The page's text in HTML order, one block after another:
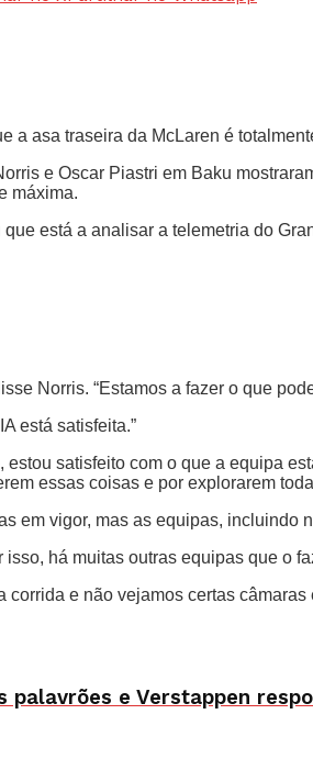
a asa traseira da McLaren é
e Oscar Piastri em Baku
máxima.
está a analisar a telemetria do
Norris. “Estamos a fazer o que
está satisfeita.”
estou satisfeito com o que a equipa
essas coisas e por explorarem
em vigor, mas as equipas,
isso, há muitas outras equipas que o
corrida e não vejamos certas
palavrões e Verstappen